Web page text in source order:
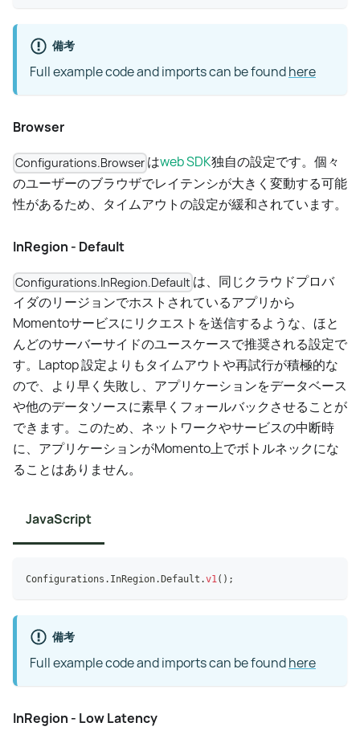
備考
Full example code and imports can be foundhere
Browser
Configurations.Browser はweb SDK独自の設定です。個々
のユーザーのブラウザでレイテンシが大きく変動する可能
性があるため、タイムアウトの設定が緩和されています。
InRegion - Default
Configurations.InRegion.Default は、同じクラウドプロバ
イダのリージョンでホストされているアプリから
Momentoサービスにリクエストを送信するような、ほと
んどのサーバーサイドのユースケースで推奨される設定で
す。Laptop 設定よりもタイムアウトや再試行が積極的な
ので、より早く失敗し、アプリケーションをデータベース
や他のデータソースに素早くフォールバックさせることが
できます。このため、ネットワークやサービスの中断時
に、アプリケーションがMomento上でボトルネックにな
ることはありません。
JavaScript
Configurations . InRegion.Default .v1( ) ;
備考
Full example code and imports can be foundhere
InRegion - Low Latency